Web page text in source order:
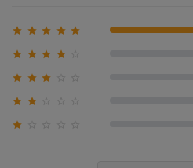
     100% (2)
   
  
 
